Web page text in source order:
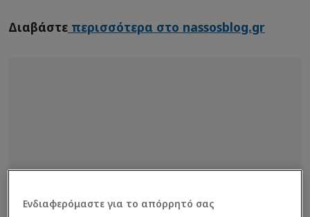
Διαβάστε περισσότερα στο nassosblog.gr
Ενδιαφερόμαστε για το απόρρητό σας